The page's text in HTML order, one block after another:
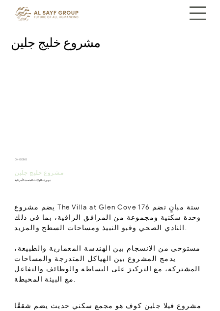
مشروع خليج جلين
ON-GOING
مشروع خليج جلين
نيويورك، الولايات المتحدة الأمريكية
يضم مشروع The Villa at Glen Cove ستة مبانٍ تضم 176
وحدة سكنية ومجموعة من المرافق الراقية، بما في ذلك
النادي الصحي وقبو النبيذ ومساحات السطح والمزيد.
مستوحى من الانسجام بين الهندسة المعمارية والطبيعة،
يدمج المشروع بين الهياكل المتدرجة والمساحات
المشتركة، مع التركيز على البساطة والوظائف والتفاعل
مع البيئة المحيطة.
مشروع فيلا جلين كوف هو مجمع سكني حديث يضم شققًا